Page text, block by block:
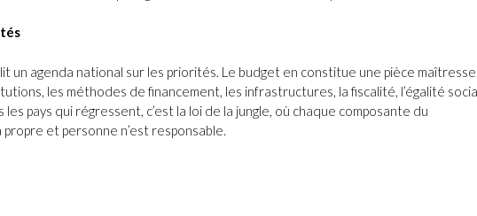
un agenda national sur les priorités. Le budget en constitue une pièce
les méthodes de financement, les infrastructures, la fiscalité, l’égalité
pays qui régressent, c’est la loi de la jungle, où chaque composante du
et personne n’est responsable.